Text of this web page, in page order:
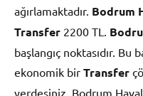
ağırlamaktadır. Bodrum
Transfer 2200 TL.
başlangıç noktasıdır.
ekonomik bir Transfer
yerdesiniz. Bodrum